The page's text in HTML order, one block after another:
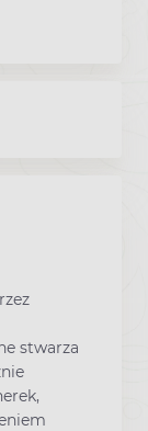
stwarza